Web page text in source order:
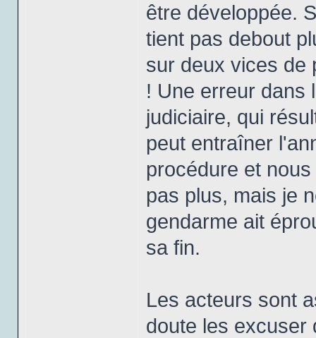
être développée.
tient pas debout
sur deux vices de
! Une erreur dans
judiciaire, qui
peut entraîner
procédure et
pas plus, mais je
gendarme ait
sa fin.
Les acteurs sont
doute les excuser